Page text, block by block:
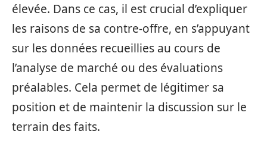
élevée. Dans ce cas, il est crucial d’expliquer
les raisons de sa contre-offre, en s’appuyant
sur les données recueillies au cours de
l’analyse de marché ou des évaluations
préalables. Cela permet de légitimer sa
position et de maintenir la discussion sur le
terrain des faits.